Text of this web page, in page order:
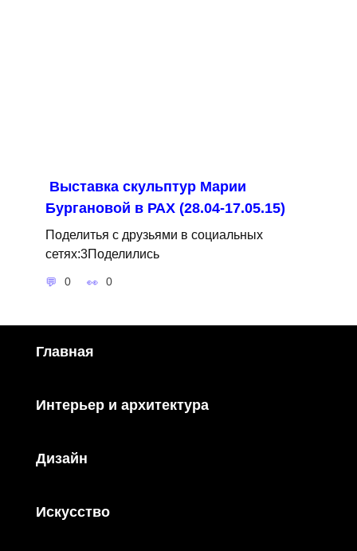
Выставка скульптур Марии
Бургановой в РАХ (28.04-17.05.15)
Поделитья с друзьями в социальных
сетях:3Поделились
0 0
Главная
Интерьер и архитектура
Дизайн
Искусство